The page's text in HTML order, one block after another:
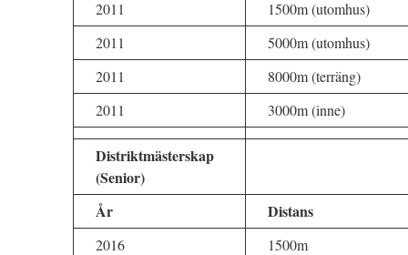
2011
1500m (utomhus)
2011
5000m (utomhus)
2011
8000m (terräng)
2011
3000m (inne)
Distriktmästerskap
(Senior)
År
Distans
2016
1500m